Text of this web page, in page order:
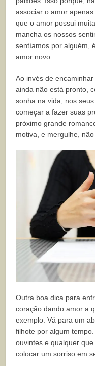
associar o amor
que o amor possui
mancha os nossos
sentíamos por alguém,
amor novo.
Ao invés de
ainda não está pronto,
sonha na vida, nos
começar a fazer suas
próximo grande
motiva, e mergulhe,
Outra boa dica para
coração dando amor a
exemplo. Vá para um
filhote por algum
ouvintes e qualquer
colocar um sorriso em